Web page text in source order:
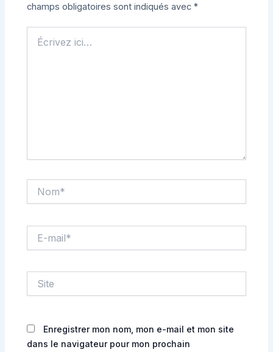
champs obligatoires sont indiqués avec*
ici…
mail*
Enregistrer mon nom, mon e-mail et mon site
dans le navigateur pour mon prochain